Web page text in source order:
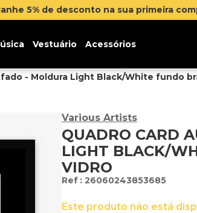
5% de desconto na sua primeira
Vestuário Acessórios
- Moldura Light Black/White fundo
Various Artists
QUADRO CARD
LIGHT BLACK/
VIDRO
: 26060243853685
Este produto não está